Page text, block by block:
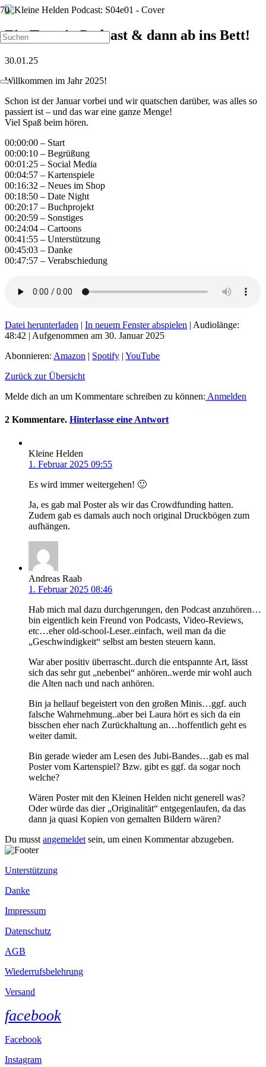
Ein Tee, ein Podcast & dann ab ins Bett!
30.01.25
Willkommen im Jahr 2025!
Schon ist der Januar vorbei und wir quatschen darüber, was alles so
passiert ist – und das war eine ganze Menge!
Viel Spaß beim hören.
00:00:00 – Start
00:00:10 – Begrüßung
00:01:25 – Social Media
00:04:57 – Kartenspiele
00:16:32 – Neues im Shop
00:18:50 – Date Night
00:20:17 – Buchprojekt
00:20:59 – Sonstiges
00:24:04 – Cartoons
00:41:55 – Unterstützung
00:45:03 – Danke
00:47:57 – Verabschiedung
Datei herunterladen | In neuem Fenster abspielen | Audiolänge:
48:42 | Aufgenommen am 30. Januar 2025
Abonnieren: Amazon | Spotify | YouTube
Zurück zur Übersicht
Melde dich an um Kommentare schreiben zu können: Anmelden
2 Kommentare. Hinterlasse eine Antwort
Kleine Helden
1. Februar 2025 09:55
Es wird immer weitergehen! 🙂
Ja, es gab mal Poster als wir das Crowdfunding hatten.
Zudem gab es damals auch noch original Druckbögen zum
aufhängen.
Andreas Raab
1. Februar 2025 08:46
Hab mich mal dazu durchgerungen, den Podcast anzuhören…
bin eigentlich kein Freund von Podcasts, Video-Reviews,
etc…eher old-school-Leser..einfach, weil man da die
„Geschwindigkeit“ selbst am besten steuern kann.
War aber positiv überrascht..durch die entspannte Art, lässt
sich das sehr gut „nebenbei“ anhören..werde mir wohl auch
die Alten nach und nach anhören.
Bin ja hellauf begeistert von den großen Minis…ggf. auch
falsche Wahrnehmung..aber bei Laura hört es sich da ein
bisschen eher nach Zurückhaltung an…hoffentlich geht es
weiter damit.
Bin gerade wieder am Lesen des Jubi-Bandes…gab es mal
Poster vom Kartenspiel? Bzw. gibt es ggf. da sogar noch
welche?
Wären Poster mit den Kleinen Helden nicht generell was?
Oder würde das dier „Originalität“ entgegenlaufen, da das
dann ja quasi Kopien von gemalten Bildern wären?
Du musst angemeldet sein, um einen Kommentar abzugeben.
Unterstützung
Danke
Impressum
Datenschutz
AGB
Wiederrufsbelehrung
Versand
facebook
Facebook
Instagram